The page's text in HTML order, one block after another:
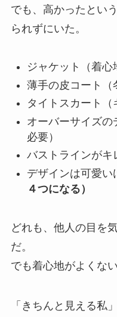
でも、高かったとい
られずにいた。
ジャケット（着心
薄手の皮コート（
タイトスカート（
オーバーサイズの
必要）
バストラインがキ
デザインは可愛い
４つになる）
どれも、他人の目を
だ。
でも着心地がよくな
「きちんと見える私」